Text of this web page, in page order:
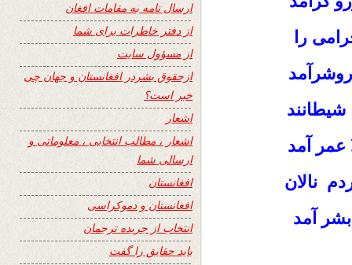
را
عمر آمد
نالان
آمد
ارسال نامه به مقامات افغان
از دفتر خاطرات برای شما
از مسؤول سایت
ازحقوق بشردر افغانستان و جهان چی
خبر است؟
اشعار
اشعار ، مطالب انتخابی ، معلوماتی و
ارسالی شما
افغانستان
افغانستان و دموکراسی
انتخاب از جریده ترجمان
باید حقایق را گفت